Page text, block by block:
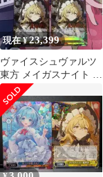
現在 ¥23,399
ヴァイスシュヴァルツ
東方 メイガスナイト 魔
理沙SR★★★ 4枚